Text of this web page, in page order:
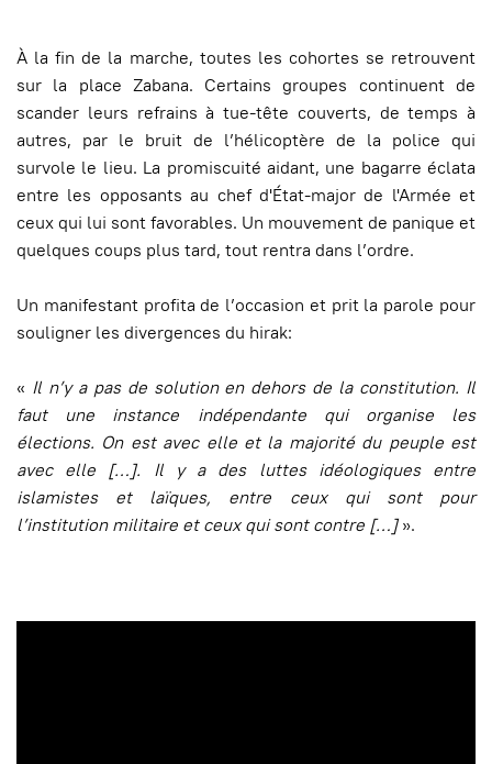
À la fin de la marche, toutes les cohortes se retrouvent
sur la place Zabana. Certains groupes continuent de
scander leurs refrains à tue-tête couverts, de temps à
autres, par le bruit de l’hélicoptère de la police qui
survole le lieu. La promiscuité aidant, une bagarre éclata
entre les opposants au chef d'État-major de l'Armée et
ceux qui lui sont favorables. Un mouvement de panique et
quelques coups plus tard, tout rentra dans l’ordre.
Un manifestant profita de l’occasion et prit la parole pour
souligner les divergences du hirak:
« Il n’y a pas de solution en dehors de la constitution. Il
faut une instance indépendante qui organise les
élections. On est avec elle et la majorité du peuple est
avec elle […]. Il y a des luttes idéologiques entre
islamistes et laïques, entre ceux qui sont pour
l’institution militaire et ceux qui sont contre […]».